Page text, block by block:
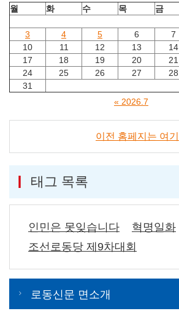
월
화 수 목 금
3
4 5 6 7
10
11 12 13 14
17
18 19 20 21
24
25 26 27 28
31
« 2026.7
이전 홈페지는 여기
태그 목록
인민은 못잊습니다
혁명일화
조선로동당 제9차대회
로동신문 면소개